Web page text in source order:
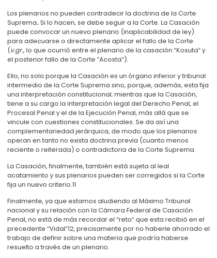
Los plenarios no pueden contradecir la doctrina de la Corte
Suprema.Si lo hacen, se debe seguir a la Corte. La Casación
puede convocar un nuevo plenario (inaplicabilidad de ley)
para adecuarse o directamente aplicar el fallo de la Corte
(v.gr., lo que ocurrió entre el plenario de la casación “Kosuta” y
el posterior fallo de la Corte “Acosta”).
Ello, no solo porque la Casación es un órgano inferior y tribunal
intermedio de la Corte Suprema sino, porque, además, esta fija
una interpretación constitucional; mientras que la Casación,
tiene a su cargo la interpretación legal del Derecho Penal, el
Procesal Penal y el de la Ejecución Penal, más allá que se
vincule con cuestiones constitucionales. Se da así una
complementariedad jerárquica, de modo que los plenarios
operan en tanto no exista doctrina previa (cuanto menos
reciente o reiterada) o contradictoria de la Corte Suprema.
La Casación, finalmente, también está sujeta al leal
acatamiento y sus plenarios pueden ser corregidos si la Corte
fija un nuevo criterio.11
Finalmente, ya que estamos aludiendo al Máximo Tribunal
nacional y su relación con la Cámara Federal de Casación
Penal, no está de más recordar el “reto” que esta recibió en el
precedente “Vidal”12, precisamente por no haberle ahorrado el
trabajo de definir sobre una materia que podría haberse
resuelto a través de un plenario.